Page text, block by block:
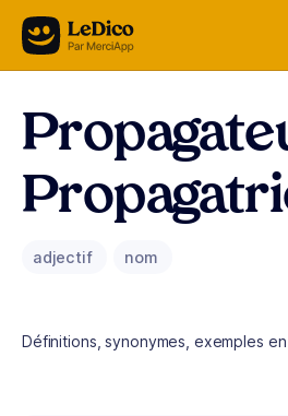
Aller au contenu
adjectif nom
Définitions, synonymes, exemples